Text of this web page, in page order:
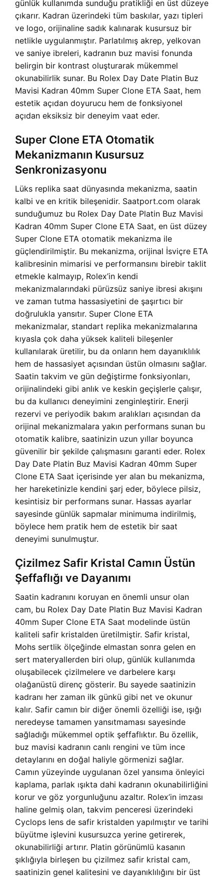
günlük kullanımda sunduğu pratikliği en üst düzeye
çıkarır. Kadran üzerindeki tüm baskılar, yazı tipleri
ve logo, orijinaline sadık kalınarak kusursuz bir
netlikle uygulanmıştır. Parlatılmış akrep, yelkovan
ve saniye ibreleri, kadranın buz mavisi fonunda
belirgin bir kontrast oluşturarak mükemmel
okunabilirlik sunar. Bu Rolex Day Date Platin Buz
Mavisi Kadran 40mm Super Clone ETA Saat, hem
estetik açıdan doyurucu hem de fonksiyonel
açıdan eksiksiz bir deneyim vaat eder.
Super Clone ETA Otomatik
Mekanizmanın Kusursuz
Senkronizasyonu
Lüks replika saat dünyasında mekanizma, saatin
kalbi ve en kritik bileşenidir. Saatport.com olarak
sunduğumuz bu Rolex Day Date Platin Buz Mavisi
Kadran 40mm Super Clone ETA Saat, en üst düzey
Super Clone ETA otomatik mekanizma ile
güçlendirilmiştir. Bu mekanizma, orijinal İsviçre ETA
kalibresinin mimarisi ve performansını birebir taklit
etmekle kalmayıp, Rolex’in kendi
mekanizmalarındaki pürüzsüz saniye ibresi akışını
ve zaman tutma hassasiyetini de şaşırtıcı bir
doğrulukla yansıtır. Super Clone ETA
mekanizmalar, standart replika mekanizmalarına
kıyasla çok daha yüksek kaliteli bileşenler
kullanılarak üretilir, bu da onların hem dayanıklılık
hem de hassasiyet açısından üstün olmasını sağlar.
Saatin takvim ve gün değiştirme fonksiyonları,
orijinalindeki gibi anlık ve keskin geçişlerle çalışır,
bu da kullanıcı deneyimini zenginleştirir. Enerji
rezervi ve periyodik bakım aralıkları açısından da
orijinal mekanizmalara yakın performans sunan bu
otomatik kalibre, saatinizin uzun yıllar boyunca
güvenilir bir şekilde çalışmasını garanti eder. Rolex
Day Date Platin Buz Mavisi Kadran 40mm Super
Clone ETA Saat içerisinde yer alan bu mekanizma,
her hareketinizle kendini şarj eder, böylece pilsiz,
kesintisiz bir performans sunar. Hassas ayarlar
sayesinde günlük sapmalar minimuma indirilmiş,
böylece hem pratik hem de estetik bir saat
deneyimi sunulmuştur.
Çizilmez Safir Kristal Camın Üstün
Şeffaflığı ve Dayanımı
Saatin kadranını koruyan en önemli unsur olan
cam, bu Rolex Day Date Platin Buz Mavisi Kadran
40mm Super Clone ETA Saat modelinde üstün
kaliteli safir kristalden üretilmiştir. Safir kristal,
Mohs sertlik ölçeğinde elmastan sonra gelen en
sert materyallerden biri olup, günlük kullanımda
oluşabilecek çizilmelere ve darbelere karşı
olağanüstü direnç gösterir. Bu sayede saatinizin
kadranı her zaman ilk günkü gibi net ve okunur
kalır. Safir camın bir diğer önemli özelliği ise, ışığı
neredeyse tamamen yansıtmaması sayesinde
sağladığı mükemmel optik şeffaflıktır. Bu özellik,
buz mavisi kadranın canlı rengini ve tüm ince
detaylarını en doğal haliyle görmenizi sağlar.
Camın yüzeyinde uygulanan özel yansıma önleyici
kaplama, parlak ışıkta dahi kadranın okunabilirliğini
korur ve göz yorgunluğunu azaltır. Rolex’in imzası
haline gelmiş olan, takvim penceresi üzerindeki
Cyclops lens de safir kristalden yapılmıştır ve tarihi
büyütme işlevini kusursuzca yerine getirerek,
okunabilirliği artırır. Platin görünümlü kasanın
şıklığıyla birleşen bu çizilmez safir kristal cam,
saatinizin genel kalitesini ve dayanıklılığını bir üst